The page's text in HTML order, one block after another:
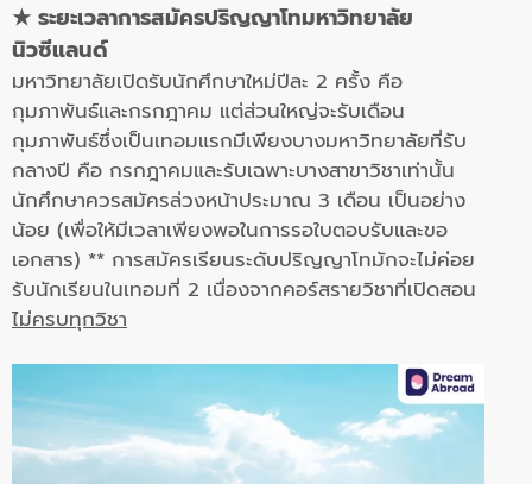
★ ระยะเวลาการสมัครปริญญาโทมหาวิทยาลัย
นิวซีแลนด์
มหาวิทยาลัยเปิดรับนักศึกษาใหม่ปีละ 2 ครั้ง คือ
กุมภาพันธ์และกรกฎาคม แต่ส่วนใหญ่จะรับเดือน
กุมภาพันธ์ซึ่งเป็นเทอมแรกมีเพียงบางมหาวิทยาลัยที่รับ
กลางปี คือ กรกฎาคมและรับเฉพาะบางสาขาวิชาเท่านั้น
นักศึกษาควรสมัครล่วงหน้าประมาณ 3 เดือน เป็นอย่าง
น้อย (เพื่อให้มีเวลาเพียงพอในการรอใบตอบรับและขอ
เอกสาร) ** การสมัครเรียนระดับปริญญาโทมักจะไม่ค่อย
รับนักเรียนในเทอมที่ 2 เนื่องจากคอร์สรายวิชาที่เปิดสอน
ไม่ครบทุกวิชา